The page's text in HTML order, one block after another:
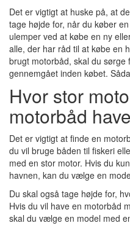
Det er vigtigt at huske på, at
tage højde for, når du køber
ulemper ved at købe en ny
alle, der har råd til at købe en
brugt motorbåd, skal du
gennemgået inden købet.
Hvor stor
motorbåd
Det er vigtigt at finde en
du vil bruge båden til fiskeri
med en stor motor. Hvis du
havnen, kan du vælge en
Du skal også tage højde for,
Hvis du vil have en motorbåd
skal du vælge en model med